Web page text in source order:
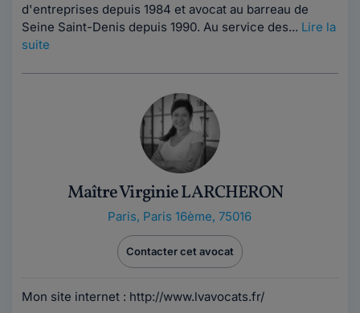
d'entreprises depuis 1984 et avocat au barreau de
Seine Saint-Denis depuis 1990. Au service des... Lire la
suite
Maître Virginie LARCHERON
Paris, Paris 16ème, 75016
Contacter cet avocat
Mon site internet : http://www.lvavocats.fr/